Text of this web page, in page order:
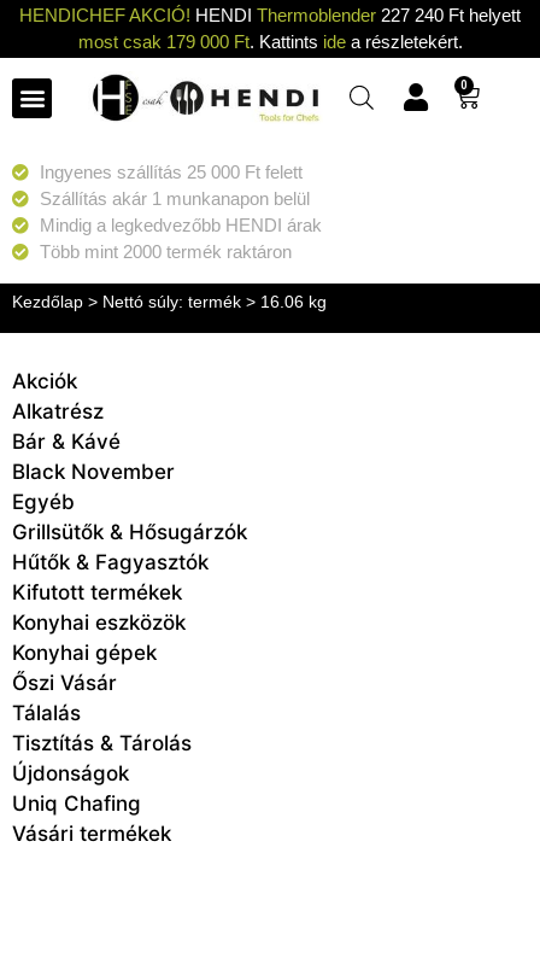
HENDICHEF AKCIÓ! HENDI Thermoblender 227 240 Ft helyett
most csak 179 000 Ft. Kattints idea részletekért.
0
Ingyenes szállítás 25 000 Ft felett
Szállítás akár 1 munkanapon belül
Mindig a legkedvezőbb HENDI árak
Több mint 2000 termék raktáron
Kezdőlap > Nettó súly: termék > 16.06 kg
Akciók
Alkatrész
Bár & Kávé
Black November
Egyéb
Grillsütők & Hősugárzók
Hűtők & Fagyasztók
Kifutott termékek
Konyhai eszközök
Konyhai gépek
Őszi Vásár
Tálalás
Tisztítás & Tárolás
Újdonságok
Uniq Chafing
Vásári termékek